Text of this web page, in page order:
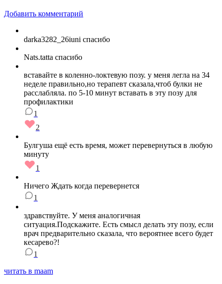
Добавить комментарий
darka3282_26iuni спасибо
Nats.tatta спасибо
вставайте в коленно-локтевую позу. у меня легла на 34
неделе правильно,но терапевт сказала,чтоб булки не
расслабляла. по 5-10 минут вставать в эту позу для
профилактики
1
2
Булгуша ещё есть время, может перевернуться в любую
минуту
1
Ничего Ждать когда перевернется
1
здравствуйте. У меня аналогичная
ситуация.Подскажите. Есть смысл делать эту позу, если
врач предварительно сказала, что вероятнее всего будет
кесарево?!
1
читать в maam